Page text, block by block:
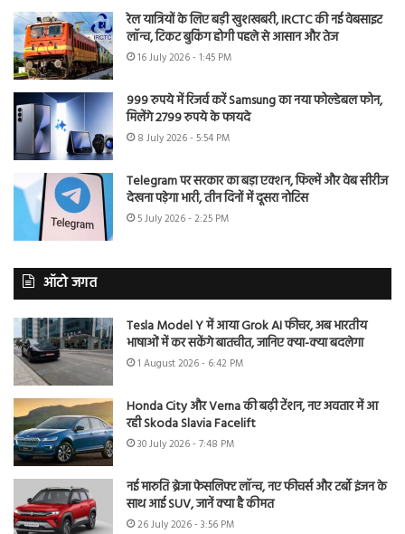
रेल यात्रियों के लिए बड़ी खुशखबरी, IRCTC की नई वेबसाइट
लॉन्च, टिकट बुकिंग होगी पहले से आसान और तेज
16 July 2026 - 1:45 PM
999 रुपये में रिजर्व करें Samsung का नया फोल्डेबल फोन,
मिलेंगे 2799 रुपये के फायदे
8 July 2026 - 5:54 PM
Telegram पर सरकार का बड़ा एक्शन, फिल्में और वेब सीरीज
देखना पड़ेगा भारी, तीन दिनों में दूसरा नोटिस
5 July 2026 - 2:25 PM
ऑटो जगत
Tesla Model Y में आया Grok AI फीचर, अब भारतीय
भाषाओं में कर सकेंगे बातचीत, जानिए क्या-क्या बदलेगा
1 August 2026 - 6:42 PM
Honda City और Verna की बढ़ी टेंशन, नए अवतार में आ
रही Skoda Slavia Facelift
30 July 2026 - 7:48 PM
नई मारुति ब्रेजा फेसलिफ्ट लॉन्च, नए फीचर्स और टर्बो इंजन के
साथ आई SUV, जानें क्या है कीमत
26 July 2026 - 3:56 PM